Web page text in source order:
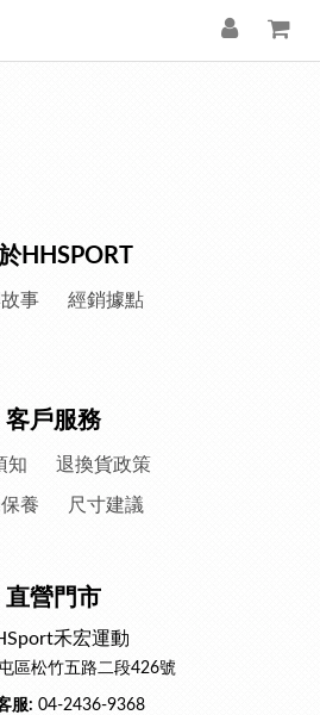
HHSPORT
事 經銷據點
客戶服務
知 退換貨政策
養 尺寸建議
直營門市
禾宏運動
區松竹五路二段426號
服: 04-2436-9368